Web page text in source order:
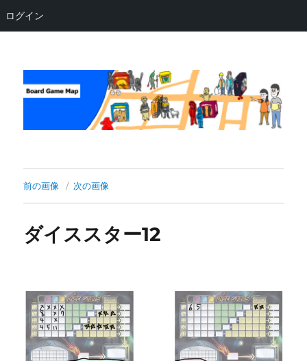
ログイン
Board Game Map
前の画像 次の画像
ダイススター12